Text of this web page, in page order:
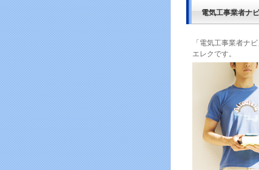
電気工事業者ナ
「電気工事業者ナ
エレクです。